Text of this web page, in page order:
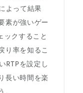
よって結果
素が強いゲー
ックすること
り率を知るこ
RTPを設定し
長い時間を楽